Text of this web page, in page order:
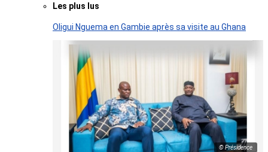
Les plus lus
Oligui Nguema en Gambie après sa visite au Ghana
© Présidence